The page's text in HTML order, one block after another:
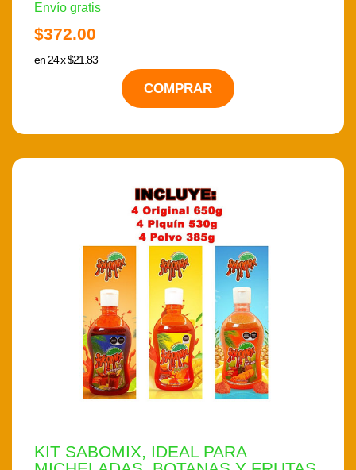
Envío gratis
$372.00
en 24 x $21.83
COMPRAR
KIT SABOMIX, IDEAL PARA